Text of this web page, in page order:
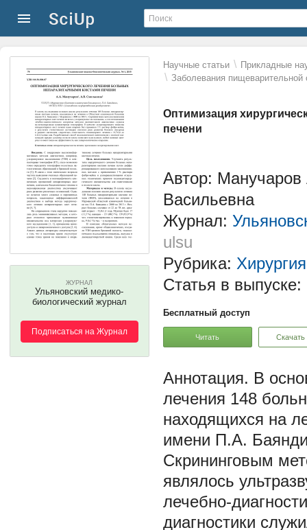
Научные статьи \ Прикладные
\ Заболевания пищеварительной
Оптимизация
печени
ЖУРНАЛ
Ульяновский медико-
биологический журнал
Подписаться на Журнал
Автор:
Васильевна
Журнал:
ulsu
Рубрика: Хирургия
Статья в выпуске:
Бесплатный доступ
Читать Скачать
В
лечения 148
находящихся на
имени П.А.
Скрининговым
являлось
лечебно-
диагностики